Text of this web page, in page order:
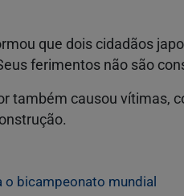
que dois cidadãos
ferimentos não são
também causou vítimas,
o bicampeonato mundial